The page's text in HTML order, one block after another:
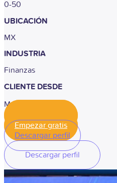
0-50
UBICACIÓN
MX
INDUSTRIA
Finanzas
CLIENTE DESDE
Marzo, 2025
Empezar gratis
Descargar perfil
Descargar perfil